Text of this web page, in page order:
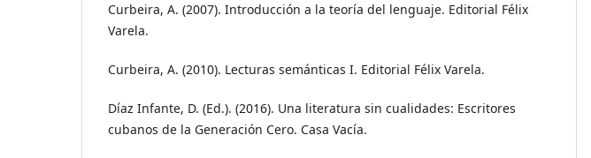
Curbeira, A. (2007). Introducción a la teoría del lenguaje. Editorial Félix
Varela.
Curbeira, A. (2010). Lecturas semánticas I. Editorial Félix Varela.
Díaz Infante, D. (Ed.). (2016). Una literatura sin cualidades: Escritores
cubanos de la Generación Cero. Casa Vacía.